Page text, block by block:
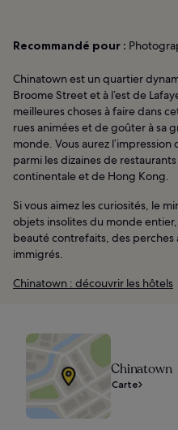
Recommandé pour :
Chinatown est un quartier
Broome Street et à l’est de
meilleures choses à faire dans
rues animées et de goûter à sa
monde. Vous aurez
parmi les dizaines de
continentale et de Hong Kong.
Si vous aimez les curiosités, le
objets insolites du monde
beauté contrefaits, des perches
immigrés.
Chinatown : découvrir les hôtels
Chinatown
Carte